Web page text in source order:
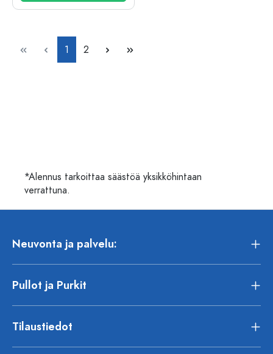
Sivu
1 Sivu
2
*Alennus tarkoittaa säästöä yksikköhintaan
verrattuna.
Neuvonta ja palvelu:
Pullot ja Purkit
Tilaustiedot